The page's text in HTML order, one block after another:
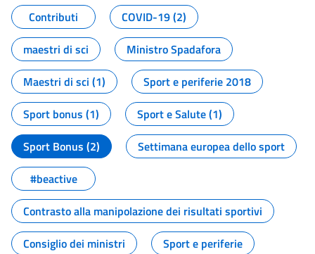
Contributi
COVID-19 (2)
maestri di sci
Ministro Spadafora
Maestri di sci (1)
Sport e periferie 2018
Sport bonus (1)
Sport e Salute (1)
Sport Bonus (2)
Settimana europea dello sport
#beactive
Contrasto alla manipolazione dei risultati sportivi
Consiglio dei ministri
Sport e periferie